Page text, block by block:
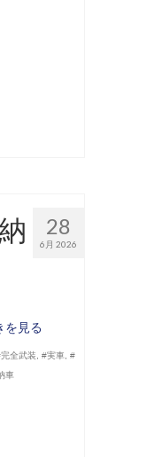
28
6月 2026
を見る
全武装 ,#実車 ,#
車